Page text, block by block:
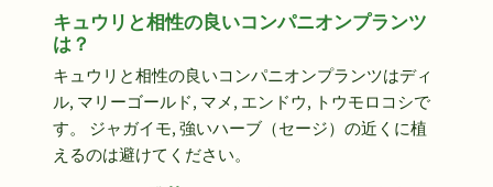
キュウリと相性の良いコンパニオンプランツ
は？
キュウリと相性の良いコンパニオンプランツはディ
ル, マリーゴールド, マメ, エンドウ, トウモロコシで
す。 ジャガイモ, 強いハーブ（セージ）の近くに植
えるのは避けてください。